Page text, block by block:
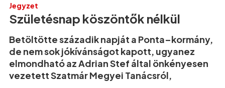
Jegyzet
Születésnap köszöntők nélkül
Betöltötte századik napját a Ponta–kormány,
de nem sok jókívánságot kapott, ugyanez
elmondható az Adrian Stef által önkényesen
vezetett Szatmár Megyei Tanácsról,